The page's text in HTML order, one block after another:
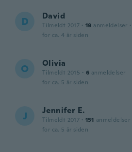
D David
Tilmeldt 2017 · 19 anmeldelser ·
for ca. 4 år siden
O Olivia
Tilmeldt 2015 · 6 anmeldelser
for ca. 5 år siden
J Jennifer E.
Tilmeldt 2017 · 151 anmeldelser
for ca. 5 år siden